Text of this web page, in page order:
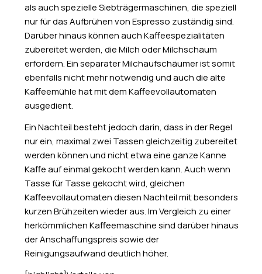
als auch spezielle Siebträgermaschinen, die speziell
nur für das Aufbrühen von Espresso zuständig sind.
Darüber hinaus können auch Kaffeespezialitäten
zubereitet werden, die Milch oder Milchschaum
erfordern. Ein separater Milchaufschäumer ist somit
ebenfalls nicht mehr notwendig und auch die alte
Kaffeemühle hat mit dem Kaffeevollautomaten
ausgedient.
Ein Nachteil besteht jedoch darin, dass in der Regel
nur ein, maximal zwei Tassen gleichzeitig zubereitet
werden können und nicht etwa eine ganze Kanne
Kaffe auf einmal gekocht werden kann. Auch wenn
Tasse für Tasse gekocht wird, gleichen
Kaffeevollautomaten diesen Nachteil mit besonders
kurzen Brühzeiten wieder aus. Im Vergleich zu einer
herkömmlichen Kaffeemaschine sind darüber hinaus
der Anschaffungspreis sowie der
Reinigungsaufwand deutlich höher.